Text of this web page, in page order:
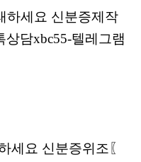
하세요 신분증제작
담xbc55-텔레그램
세요 신분증위조〖